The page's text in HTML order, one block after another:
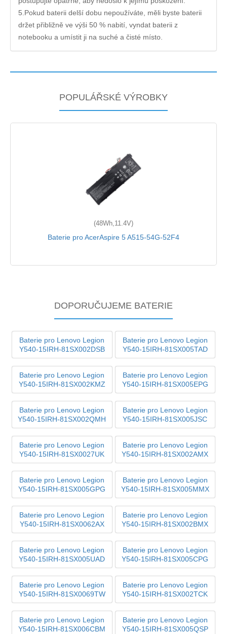
5.Pokud baterii delší dobu nepoužíváte, měli byste baterii
držet přibližně ve výši 50 % nabití, vyndat baterii z
notebooku a umístit ji na suché a čisté místo.
POPULÁŘSKÉ VÝROBKY
(48Wh,11.4V)
Baterie pro AcerAspire 5 A515-54G-52F4
DOPORUČUJEME BATERIE
Baterie pro Lenovo Legion
Y540-15IRH-81SX002DSB
Baterie pro Lenovo Legion
Y540-15IRH-81SX005TAD
Baterie pro Lenovo Legion
Y540-15IRH-81SX002KMZ
Baterie pro Lenovo Legion
Y540-15IRH-81SX005EPG
Baterie pro Lenovo Legion
Y540-15IRH-81SX002QMH
Baterie pro Lenovo Legion
Y540-15IRH-81SX005JSC
Baterie pro Lenovo Legion
Y540-15IRH-81SX0027UK
Baterie pro Lenovo Legion
Y540-15IRH-81SX002AMX
Baterie pro Lenovo Legion
Y540-15IRH-81SX005GPG
Baterie pro Lenovo Legion
Y540-15IRH-81SX005MMX
Baterie pro Lenovo Legion
Y540-15IRH-81SX0062AX
Baterie pro Lenovo Legion
Y540-15IRH-81SX002BMX
Baterie pro Lenovo Legion
Y540-15IRH-81SX005UAD
Baterie pro Lenovo Legion
Y540-15IRH-81SX005CPG
Baterie pro Lenovo Legion
Y540-15IRH-81SX0069TW
Baterie pro Lenovo Legion
Y540-15IRH-81SX002TCK
Baterie pro Lenovo Legion
Y540-15IRH-81SX006CBM
Baterie pro Lenovo Legion
Y540-15IRH-81SX005QSP